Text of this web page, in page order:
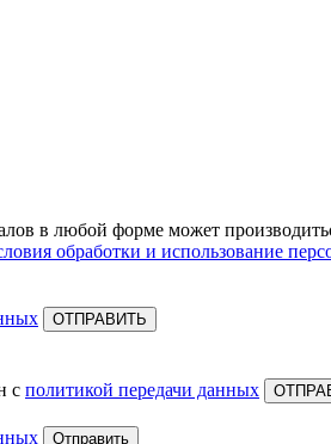
в любой форме может
обработки и использование
ОТПРАВИТЬ
с политикой передачи данных
Отправить